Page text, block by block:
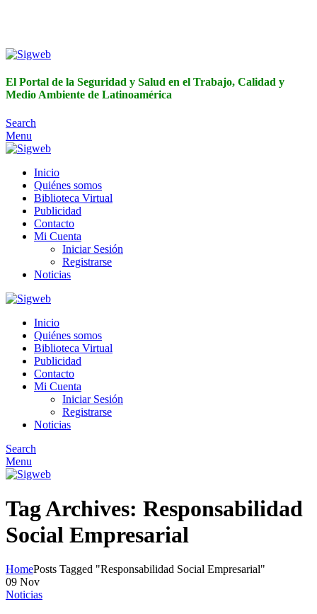
El Portal de la Seguridad y Salud en el Trabajo, Calidad y
Medio Ambiente de Latinoamérica
Search
Menu
Inicio
Quiénes somos
Biblioteca Virtual
Publicidad
Contacto
Mi Cuenta
Iniciar Sesión
Registrarse
Noticias
Inicio
Quiénes somos
Biblioteca Virtual
Publicidad
Contacto
Mi Cuenta
Iniciar Sesión
Registrarse
Noticias
Search
Menu
Tag Archives: Responsabilidad
Social Empresarial
HomePosts Tagged "Responsabilidad Social Empresarial"
09 Nov
Noticias